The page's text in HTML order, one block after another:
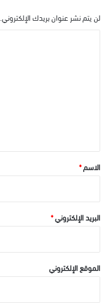
لن يتم نشر عنوان بريدك الإلكتروني.
*الاسم*
البريد الإلكتروني*
الموقع الإلكتروني